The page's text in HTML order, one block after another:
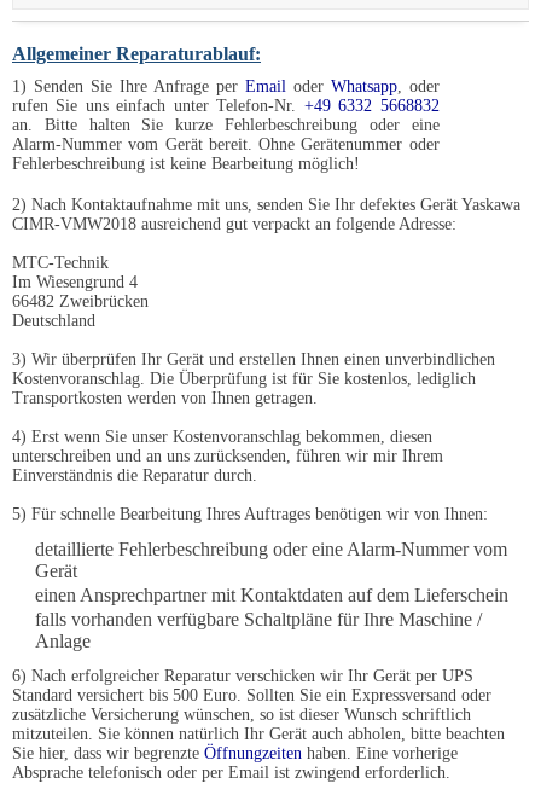
Allgemeiner Reparaturablauf:
1) Senden Sie Ihre Anfrage per Emailoder Whatsapp, oder
rufen Sie uns einfach unter Telefon-Nr. +49 6332 5668832
an. Bitte halten Sie kurze Fehlerbeschreibung oder eine
Alarm-Nummer vom Gerät bereit. Ohne Gerätenummer oder
Fehlerbeschreibung ist keine Bearbeitung möglich!
2) Nach Kontaktaufnahme mit uns, senden Sie Ihr defektes Gerät Yaskawa
CIMR-VMW2018 ausreichend gut verpackt an folgende Adresse:
MTC-Technik
Im Wiesengrund 4
66482 Zweibrücken
Deutschland
3) Wir überprüfen Ihr Gerät und erstellen Ihnen einen unverbindlichen
Kostenvoranschlag. Die Überprüfung ist für Sie kostenlos, lediglich
Transportkosten werden von Ihnen getragen.
4) Erst wenn Sie unser Kostenvoranschlag bekommen, diesen
unterschreiben und an uns zurücksenden, führen wir mir Ihrem
Einverständnis die Reparatur durch.
5) Für schnelle Bearbeitung Ihres Auftrages benötigen wir von Ihnen:
detaillierte Fehlerbeschreibung oder eine Alarm-Nummer vom
Gerät
einen Ansprechpartner mit Kontaktdaten auf dem Lieferschein
falls vorhanden verfügbare Schaltpläne für Ihre Maschine /
Anlage
6) Nach erfolgreicher Reparatur verschicken wir Ihr Gerät per UPS
Standard versichert bis 500 Euro. Sollten Sie ein Expressversand oder
zusätzliche Versicherung wünschen, so ist dieser Wunsch schriftlich
mitzuteilen. Sie können natürlich Ihr Gerät auch abholen, bitte beachten
Sie hier, dass wir begrenzte Öffnungzeiten haben. Eine vorherige
Absprache telefonisch oder per Email ist zwingend erforderlich.